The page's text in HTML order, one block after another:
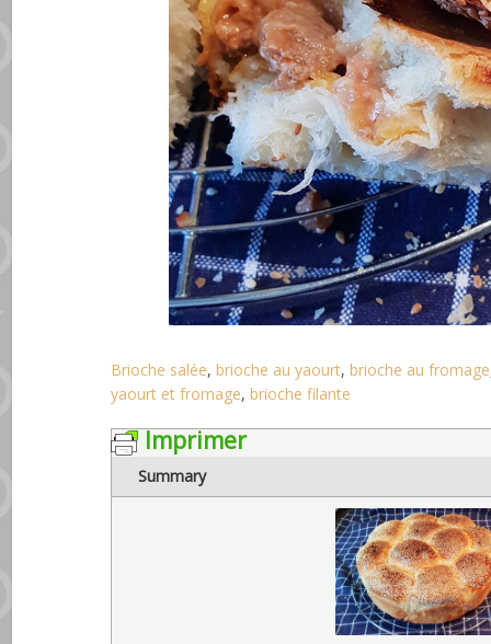
Brioche salée,brioche au yaourt,brioche au fromage
yaourt et fromage,brioche filante
Imprimer
Summary